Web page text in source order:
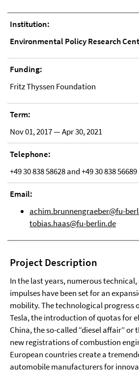
Institution:
Environmental Policy Research
Funding:
Fritz Thyssen Foundation
Term:
Nov 01, 2017 — Apr 30, 2021
Telephone:
+49 30 838 58628 and +49 30 838 56689
Email:
achim.brunnengraeber@fu-
tobias.haas@fu-berlin.de
Project Description
In the last years, numerous
impulses have been set for an
mobility. The technological progress
Tesla, the introduction of quotas for
China, the so-called “diesel affair” or
new registrations of combustion
European countries create a
automobile manufacturers for